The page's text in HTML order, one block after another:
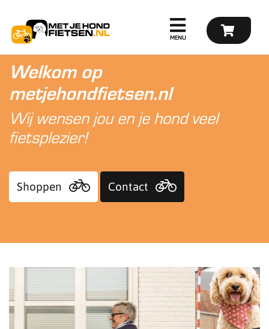
Welkom op
metjehondfietsen.nl
Wij wensen jou en je hond veel
fietsplezier!
Shoppen Contact